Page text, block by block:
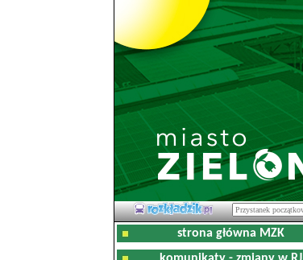
strona główna MZK